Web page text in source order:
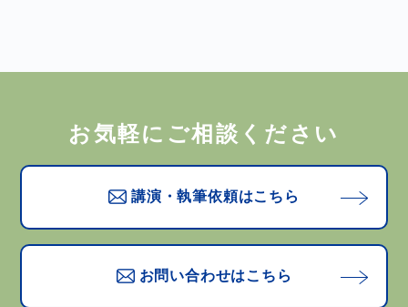
お気軽にご相談ください
講演・執筆依頼はこちら
お問い合わせはこちら